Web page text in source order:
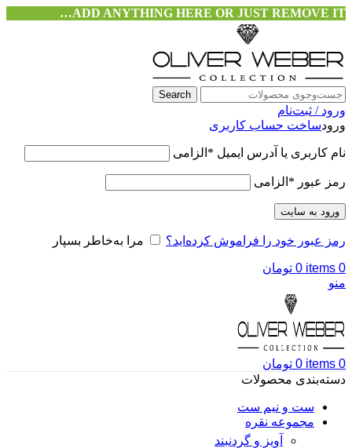
ADD ANYTHING HERE OR JUST REMOVE IT…
Search
ورود / ثبت‌نام
ورودساخت حساب کاربری
نام کاربری یا آدرس ایمیل * الزامی
رمز عبور * الزامی
ورود به سایت
رمز عبور خود را فراموش کرده‌اید؟ مرا به‌خاطر بسپار
0
items
0 تومان
منو
0
items
0 تومان
دسته‌بندی محصولات
ست و نیم ست
مجموعه نقره
آویز و گردنبند